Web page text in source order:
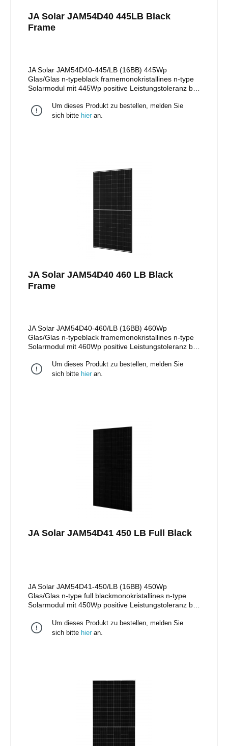
JA Solar JAM54D40 445LB Black
Frame
JA Solar JAM54D40-445/LB (16BB) 445Wp
Glas/Glas n-typeblack framemonokristallines n-type
Solarmodul mit 445Wp positive Leistungstoleranz bis
Rahmen Stäubli MC4 Stecker/EVO II Stecker 25
Jahre Produktgarantie 30 Jahre lineare
Um dieses Produkt zu bestellen, melden Sie
sich bitte hier an.
JA Solar JAM54D40 460 LB Black
Frame
JA Solar JAM54D40-460/LB (16BB) 460Wp
Glas/Glas n-typeblack framemonokristallines n-type
Solarmodul mit 460Wp positive Leistungstoleranz bis
Rahmen Stäubli MC4 Stecker/EVO II Stecker 25
Jahre Produktgarantie 30 Jahre lineare
Um dieses Produkt zu bestellen, melden Sie
sich bitte hier an.
JA Solar JAM54D41 450 LB Full Black
JA Solar JAM54D41-450/LB (16BB) 450Wp
Glas/Glas n-type full blackmonokristallines n-type
Solarmodul mit 450Wp positive Leistungstoleranz bis
Stecker/EVO II Stecker 25 Jahre Produktgarantie 30
Jahre lineare Leistungsgarantie Maße: 1.762 x
Um dieses Produkt zu bestellen, melden Sie
sich bitte hier an.